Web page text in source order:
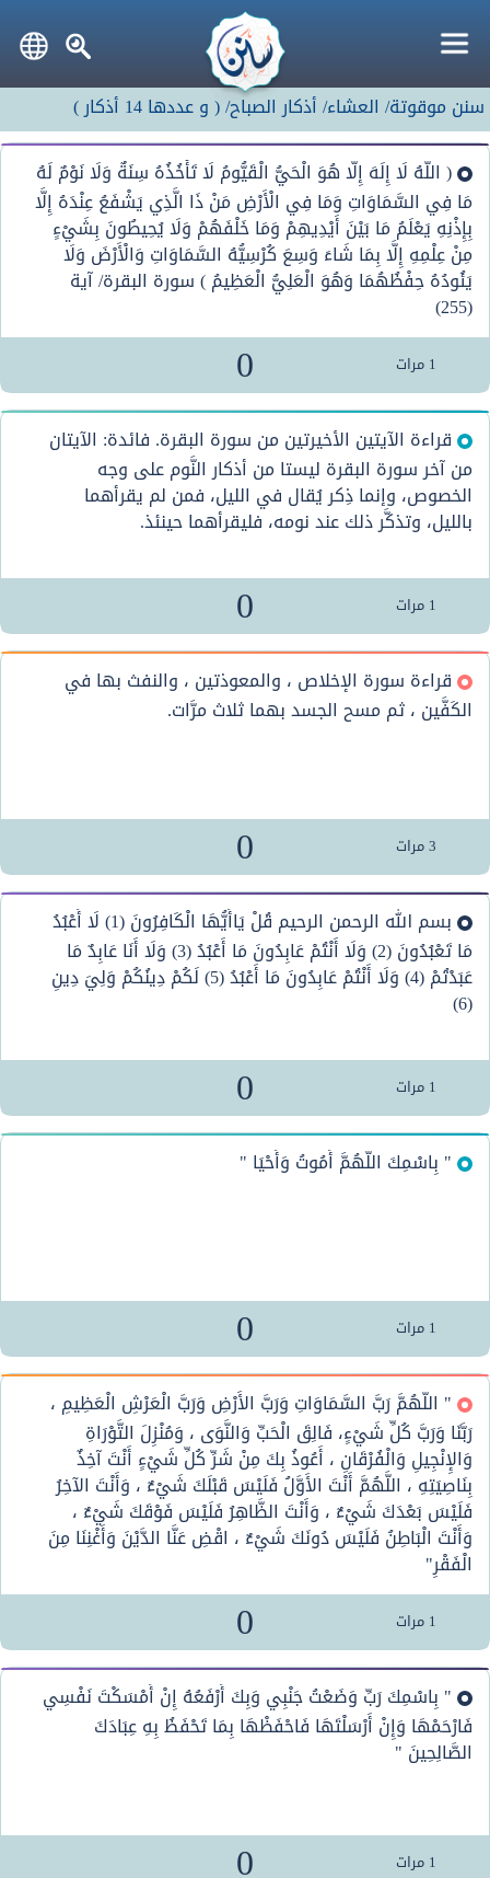
سنن موقوتة/ العشاء/أذكار الصباح/(و عددها14 أذكار)
0 1 مرات
( اللَّهُ لَا إِلَهَ إِلَّا هُوَ الْحَيُّ الْقَيُّومُ لَا تَأْخُذُهُ سِنَةٌ وَلَا نَوْمٌ لَهُ
مَا فِي السَّمَاوَاتِ وَمَا فِي الْأَرْضِ مَنْ ذَا الَّذِي يَشْفَعُ عِنْدَهُ إِلَّا
بِإِذْنِهِ يَعْلَمُ مَا بَيْنَ أَيْدِيهِمْ وَمَا خَلْفَهُمْ وَلَا يُحِيطُونَ بِشَيْءٍ
مِنْ عِلْمِهِ إِلَّا بِمَا شَاءَ وَسِعَ كُرْسِيُّهُ السَّمَاوَاتِ وَالْأَرْضَ وَلَا
يَئُودُهُ حِفْظُهُمَا وَهُوَ الْعَلِيُّ الْعَظِيمُ ) سورة البقرة/ آية
(255)
0 1 مرات
قراءة الآيتين الأخيرتين من سورة البقرة. فائدة: الآيتان
من آخر سورة البقرة ليستا من أذكار النَّوم على وجه
الخصوص، وإنما ذِكر يُقال في الليل، فمن لم يقرأهما
بالليل، وتذكَّر ذلك عند نومه، فليقرأهما حينئذ.
0 3مرات
قراءة سورة الإخلاص ، والمعوذتين ، والنفث بها في
الكَفَّين ، ثم مسح الجسد بهما ثلاث مرَّات.
0 1 مرات
بسم الله الرحمن الرحيم قُلْ يَاأَيُّهَا الْكَافِرُونَ (1) لَا أَعْبُدُ
مَا تَعْبُدُونَ (2) وَلَا أَنْتُمْ عَابِدُونَ مَا أَعْبُدُ (3) وَلَا أَنَا عَابِدٌ مَا
عَبَدْتُمْ (4) وَلَا أَنْتُمْ عَابِدُونَ مَا أَعْبُدُ (5) لَكُمْ دِينُكُمْ وَلِيَ دِينِ
(6)
0 1 مرات
" بِاسْمِكَ اللَّهُمَّ أَمُوتُ وَأَحْيَا "
0 1 مرات
" اللَّهُمَّ رَبَّ السَّمَاوَاتِ وَرَبَّ الأَرْضِ وَرَبَّ الْعَرْشِ الْعَظِيمِ ،
رَبَّنَا وَرَبَّ كُلِّ شَيْءٍ، فَالِقَ الْحَبِّ وَالنَّوَى ، وَمُنْزِلَ التَّوْرَاةِ
وَالإِنْجِيلِ وَالْفُرْقَانِ ، أَعُوذُ بِكَ مِنْ شَرِّ كُلِّ شَيْءٍ أَنْتَ آخِذٌ
بِنَاصِيَتِهِ ، اللَّهُمَّ أَنْتَ الأَوَّلُ فَلَيْسَ قَبْلَكَ شَيْءٌ ، وَأَنْتَ الآخِرُ
فَلَيْسَ بَعْدَكَ شَيْءٌ ، وَأَنْتَ الظَّاهِرُ فَلَيْسَ فَوْقَكَ شَيْءٌ ،
وَأَنْتَ الْبَاطِنُ فَلَيْسَ دُونَكَ شَيْءٌ ، اقْضِ عَنَّا الدَّيْنَ وَأَغْنِنَا مِنَ
الْفَقْرِ"
0 1 مرات
" بِاسْمِكَ رَبِّ وَضَعْتُ جَنْبِي وَبِكَ أَرْفَعُهُ إِنْ أَمْسَكْتَ نَفْسِي
فَارْحَمْهَا وَإِنْ أَرْسَلْتَهَا فَاحْفَظْهَا بِمَا تَحْفَظُ بِهِ عِبَادَكَ
الصَّالِحِينَ "